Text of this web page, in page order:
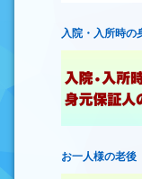
入院・入所時の
お一人様の老